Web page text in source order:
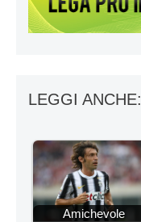
LEGGI ANCHE:
Amichevole